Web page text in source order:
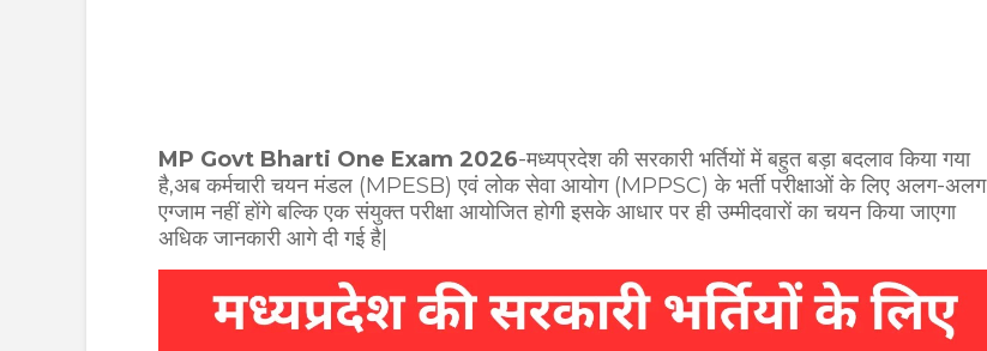
MP Govt Bharti One Exam 2026-मध्यप्रदेश की सरकारी भर्तियों में बहुत बड़ा बदलाव किया गया
है,अब कर्मचारी चयन मंडल (MPESB) एवं लोक सेवा आयोग (MPPSC) के भर्ती परीक्षाओं के लिए अलग-अलग
एग्जाम नहीं होंगे बल्कि एक संयुक्त परीक्षा आयोजित होगी इसके आधार पर ही उम्मीदवारों का चयन किया जाएगा
अधिक जानकारी आगे दी गई है|